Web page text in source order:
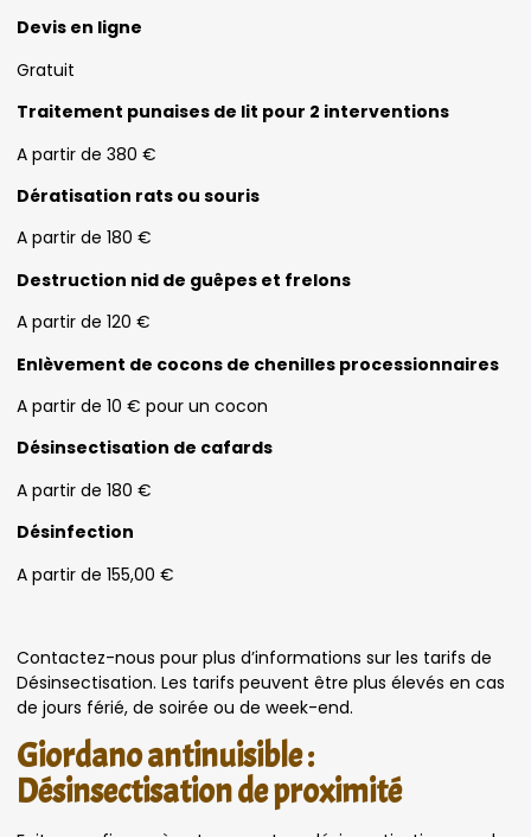
Devis en ligne
Gratuit
Traitement punaises de lit pour 2 interventions
A partir de 380 €
Dératisation rats ou souris
A partir de 180 €
Destruction nid de guêpes et frelons
A partir de 120 €
Enlèvement de cocons de chenilles processionnaires
A partir de 10 € pour un cocon
Désinsectisation de cafards
A partir de 180 €
Désinfection
A partir de 155,00 €
Contactez-nous pour plus d’informations sur les tarifs de
Désinsectisation. Les tarifs peuvent être plus élevés en cas
de jours férié, de soirée ou de week-end.
Giordano antinuisible :
Désinsectisation de proximité